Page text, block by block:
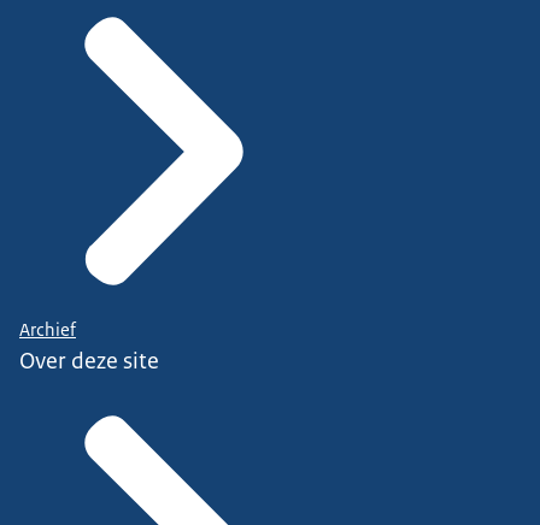
Archief
Over deze site